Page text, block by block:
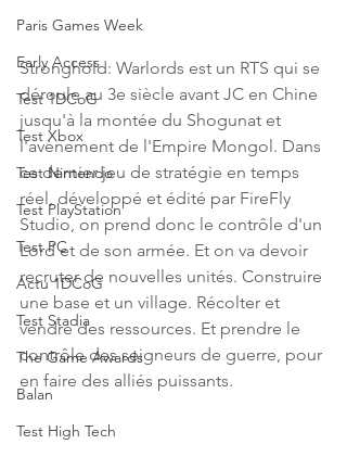
Paris Games Week
Early Access
Test 1DCoG
Test Xbox
Test Nintendo
Test PlayStation
Test PC
Actu 1DCoG
Test Stadia
The Game Awards
Balan
Test High Tech
Stronghold: Warlords est un RTS qui se
déroule au 3e siècle avant JC en Chine
jusqu'à la montée du Shogunat et
l'avènement de l'Empire Mongol. Dans
ce dernier jeu de stratégie en temps
réel, développé et édité par FireFly
Studio, on prend donc le contrôle d'un
Lord et de son armée. Et on va devoir
recruter de nouvelles unités. Construire
une base et un village. Récolter et
vendre des ressources. Et prendre le
contrôle des seigneurs de guerre, pour
en faire des alliés puissants.